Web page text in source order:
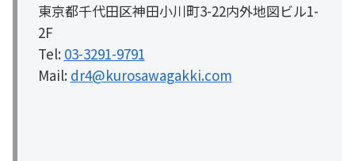
東京都千代田区神田小川町3-22内外地図ビル1-
2F
Tel: 03-3291-9791
Mail: dr4@kurosawagakki.com